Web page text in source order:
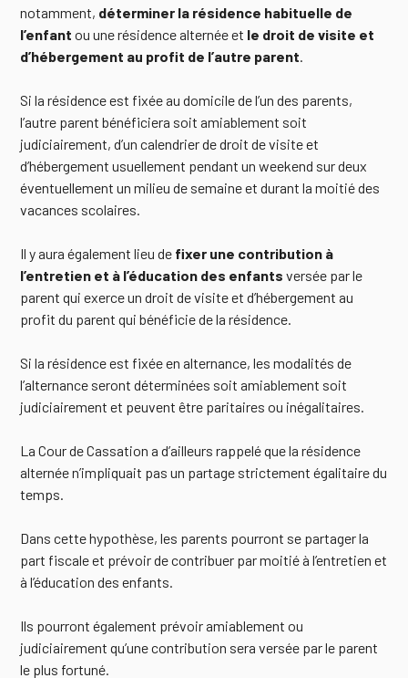
notamment, déterminer la résidence habituelle de
l’enfant ou une résidence alternée et le droit de visite et
d’hébergement au profit de l’autre parent.
Si la résidence est fixée au domicile de l’un des parents,
l’autre parent bénéficiera soit amiablement soit
judiciairement, d’un calendrier de droit de visite et
d’hébergement usuellement pendant un weekend sur deux
éventuellement un milieu de semaine et durant la moitié des
vacances scolaires.
Il y aura également lieu de fixer une contribution à
l’entretien et à l’éducation des enfants versée par le
parent qui exerce un droit de visite et d’hébergement au
profit du parent qui bénéficie de la résidence.
Si la résidence est fixée en alternance, les modalités de
l’alternance seront déterminées soit amiablement soit
judiciairement et peuvent être paritaires ou inégalitaires.
La Cour de Cassation a d’ailleurs rappelé que la résidence
alternée n’impliquait pas un partage strictement égalitaire du
temps.
Dans cette hypothèse, les parents pourront se partager la
part fiscale et prévoir de contribuer par moitié à l’entretien et
à l’éducation des enfants.
Ils pourront également prévoir amiablement ou
judiciairement qu’une contribution sera versée par le parent
le plus fortuné.